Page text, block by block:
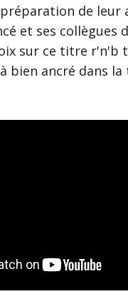
de leur
et ses collègues
sur ce titre r'n'b
bien ancré dans